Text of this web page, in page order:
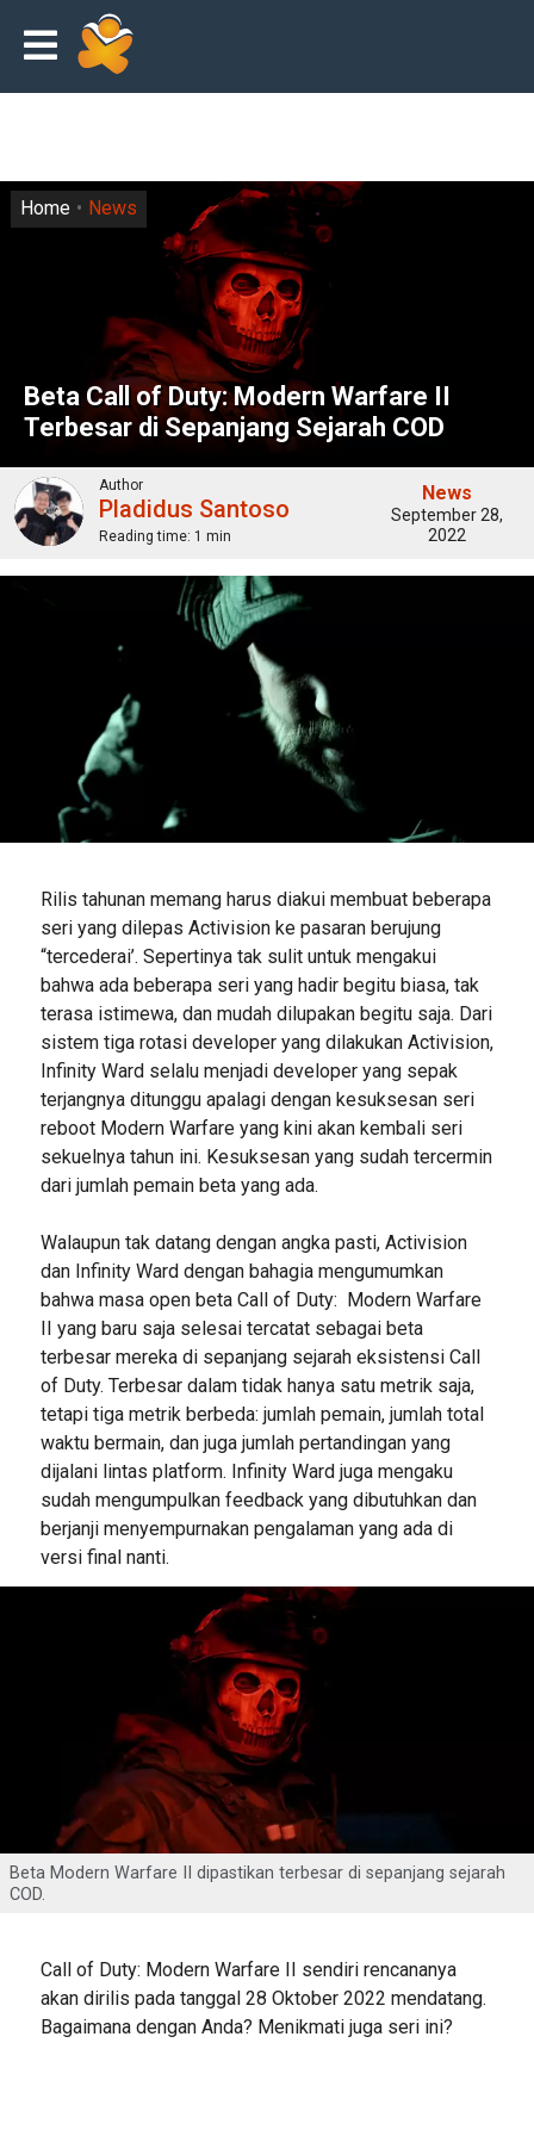
Beta Call of Duty: Modern Warfare II
Terbesar di Sepanjang Sejarah COD
Home News
Author
Pladidus Santoso
Reading time: 1 min
News
September 28,
2022
Rilis tahunan memang harus diakui membuat beberapa
seri yang dilepas Activision ke pasaran berujung
“tercederai’. Sepertinya tak sulit untuk mengakui
bahwa ada beberapa seri yang hadir begitu biasa, tak
terasa istimewa, dan mudah dilupakan begitu saja. Dari
sistem tiga rotasi developer yang dilakukan Activision,
Infinity Ward selalu menjadi developer yang sepak
terjangnya ditunggu apalagi dengan kesuksesan seri
reboot Modern Warfare yang kini akan kembali seri
sekuelnya tahun ini. Kesuksesan yang sudah tercermin
dari jumlah pemain beta yang ada.
Walaupun tak datang dengan angka pasti, Activision
dan Infinity Ward dengan bahagia mengumumkan
bahwa masa open beta Call of Duty: Modern Warfare
II yang baru saja selesai tercatat sebagai beta
terbesar mereka di sepanjang sejarah eksistensi Call
of Duty. Terbesar dalam tidak hanya satu metrik saja,
tetapi tiga metrik berbeda: jumlah pemain, jumlah total
waktu bermain, dan juga jumlah pertandingan yang
dijalani lintas platform. Infinity Ward juga mengaku
sudah mengumpulkan feedback yang dibutuhkan dan
berjanji menyempurnakan pengalaman yang ada di
versi final nanti.
Beta Modern Warfare II dipastikan terbesar di sepanjang sejarah
COD.
Call of Duty: Modern Warfare II sendiri rencananya
akan dirilis pada tanggal 28 Oktober 2022 mendatang.
Bagaimana dengan Anda? Menikmati juga seri ini?